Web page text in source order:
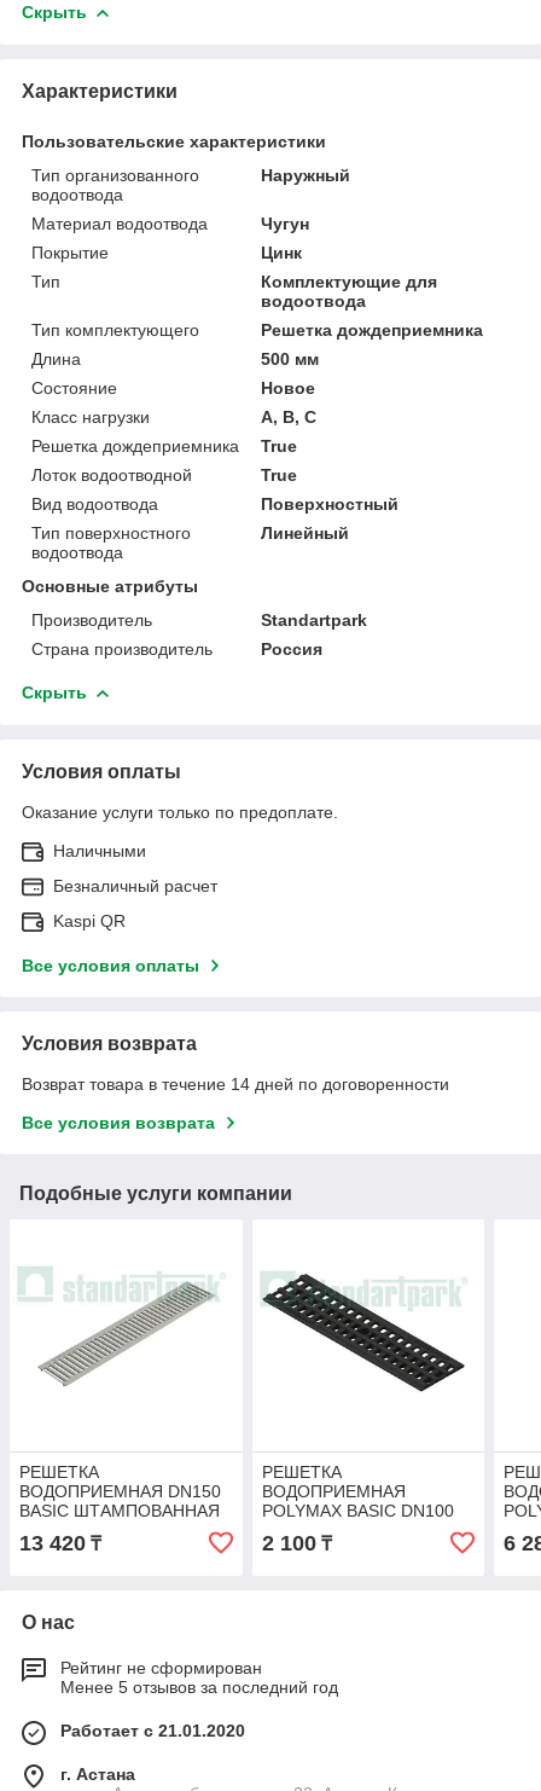
Скрыть
Характеристики
Пользовательские характеристики
Тип организованного
водоотвода
Наружный
Материал водоотвода
Чугун
Покрытие
Цинк
Тип
Комплектующие для
водоотвода
Тип комплектующего
Решетка дождеприемника
Длина
500 мм
Состояние
Новое
Класс нагрузки
А, В, С
Решетка дождеприемника
True
Лоток водоотводной
True
Вид водоотвода
Поверхностный
Тип поверхностного
водоотвода
Линейный
Основные атрибуты
Производитель
Standartpark
Страна производитель
Россия
Скрыть
Условия оплаты
Оказание услуги только по предоплате.
Наличными
Безналичный расчет
Kaspi QR
Все условия оплаты
Условия возврата
Возврат товара в течение 14 дней по договоренности
Все условия возврата
Подобные услуги компании
РЕШЕТКА
ВОДОПРИЕМНАЯ DN150
BASIC ШТАМПОВАННАЯ
СТАЛЬНАЯ
ОЦИНКОВАННАЯ КЛ. А15
13 420 ₸
РЕШЕТКА
ВОДОПРИЕМНАЯ
POLYMAX BASIC DN100
ПЛАСТИКОВАЯ
ЯЧЕИСТАЯ КЛ. А15
2 100₸ 6
О нас
Рейтинг не сформирован
Менее 5 отзывов за последний год
Работает с 21.01.2020
г. Астана